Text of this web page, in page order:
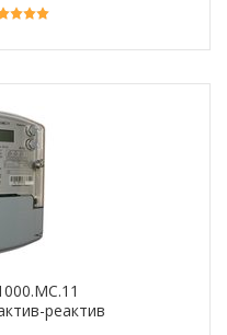
реактив